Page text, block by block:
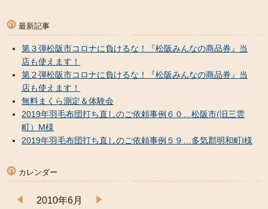
最新記事
第３弾松阪市コロナに負けるな！『松阪みんなの商品券』当
店も使えます！
第２弾松阪市コロナに負けるな！『松阪みんなの商品券』当
店も使えます！
無料まくら測定＆体験会
2019年羽毛布団打ち直しのご依頼事例６０…松阪市(旧三雲
町）M様
2019年羽毛布団打ち直しのご依頼事例５９…多気郡明和町I様
カレンダー
2010年6月